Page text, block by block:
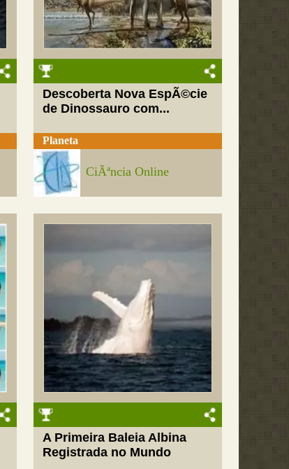
Descoberta Nova EspÃ©cie
de Dinossauro com...
Planeta
CiÃªncia Online
A Primeira Baleia Albina
Registrada no Mundo